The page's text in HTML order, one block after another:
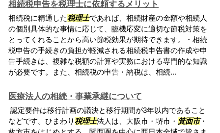
相続税申告を税理士に依頼するメリット
相続税に精通した税理士であれば、相続財産の金額や相続人
の個別具体的な事情に応じて、臨機応変に適切な節税対策を
とってくれることから高い節税効果が期待できます。・相続
税申告の手続きの負担が軽減される相続税申告書の作成や申
告手続きは、複雑な税額の計算や実務における専門的な知識
が必要です。また、相続税の申告・納税は、相続...
医療法人の相続・事業承継について
認定要件は移行計画の議決と移行期間が3年以内であること
などです。ひまわり税理士法人は、大阪市・堺市・ 箕面市・